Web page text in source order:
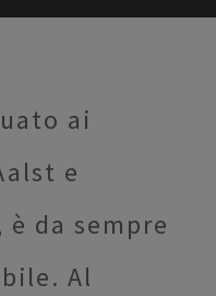
ai
e
da sempre
Al